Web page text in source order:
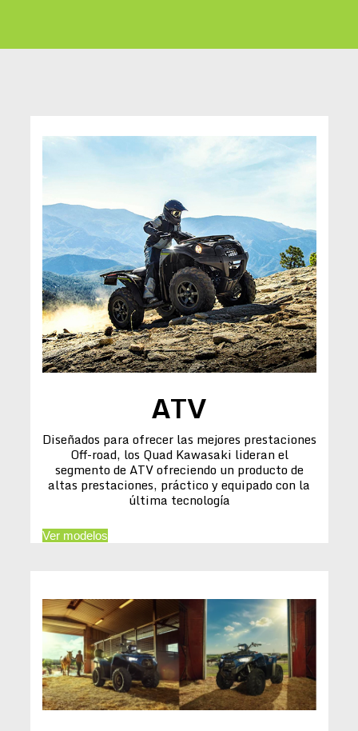
ATV
Diseñados para ofrecer las mejores prestaciones
Off-road, los Quad Kawasaki lideran el
segmento de ATV ofreciendo un producto de
altas prestaciones, práctico y equipado con la
última tecnología
Ver modelos